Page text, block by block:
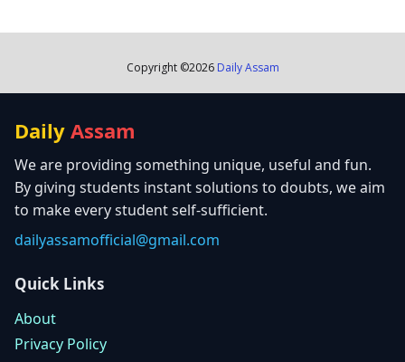
Copyright ©2026 Daily Assam
Daily Assam
We are providing something unique, useful and fun.
By giving students instant solutions to doubts, we aim
to make every student self-sufficient.
dailyassamofficial@gmail.com
Quick Links
About
Privacy Policy